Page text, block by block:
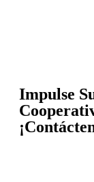
Impulse